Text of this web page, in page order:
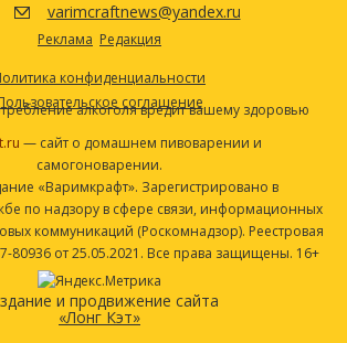
varimcraftnews@yandex.ru
Реклама Редакция
конфиденциальности
соглашение
алкоголя вредит вашему здоровью
— сайт о домашнем пивоварении и
самогоноварении.
«Варимкрафт». Зарегистрировано в
по надзору в сфере связи, информационных
коммуникаций (Роскомнадзор). Реестровая
80936 от 25.05.2021. Все права защищены. 16+
и продвижение сайта
«Лонг Кэт»